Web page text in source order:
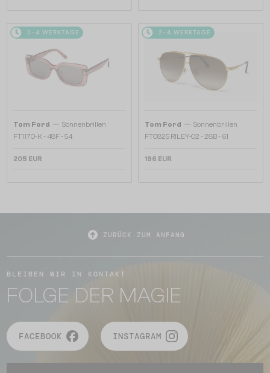
2-4 WERKTAGE
Tom Ford — Sonnenbrillen
FT1170-K - 48F - 54
205 EUR
2-4 WERKTAGE
Tom Ford — Sonnenbrillen
FT0825 RILEY-02 - 28B - 61
196 EUR
ZURÜCK ZUM ANFANG
BLEIBEN WIR IN KONTAKT
FOLGE DER MAGIE
FACEBOOK INSTAGRAM